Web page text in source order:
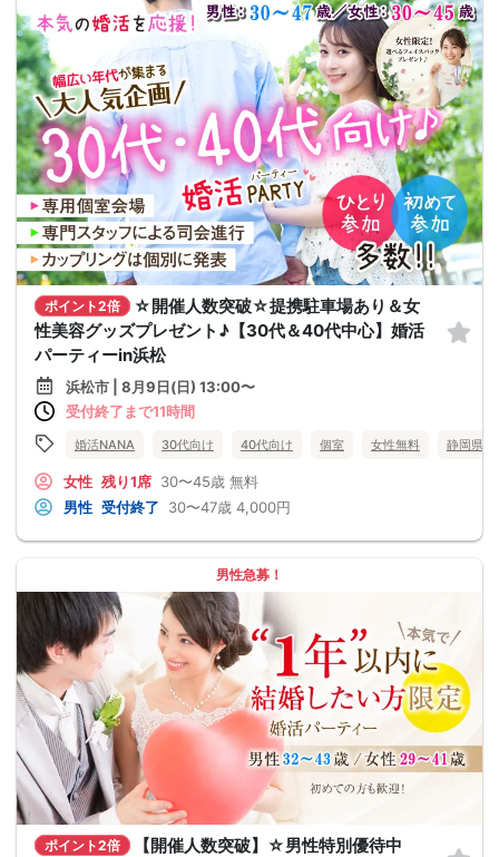
ポイント2倍
☆開催人数突破☆提携駐車場あり＆女
性美容グッズプレゼント♪【30代＆40代中心】婚活
パーティーin浜松
浜松市 | 8月9日(日) 13:00〜
受付終了まで11時間
婚活NANA 30代向け 40代向け 個室 女性無料 静岡県
女性 残り1席 30〜45歳 無料
男性 受付終了 30〜47歳 4,000円
男性急募！
ポイント2倍
【開催人数突破】☆男性特別優待中